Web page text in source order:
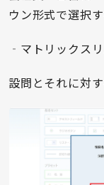
ウン形式で選択す
‐マトリックス
設問とそれに対